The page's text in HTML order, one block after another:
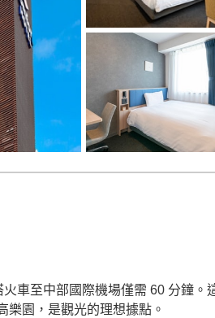
車至中部國際機場僅需 60 分鐘
樂園，是觀光的理想據點。